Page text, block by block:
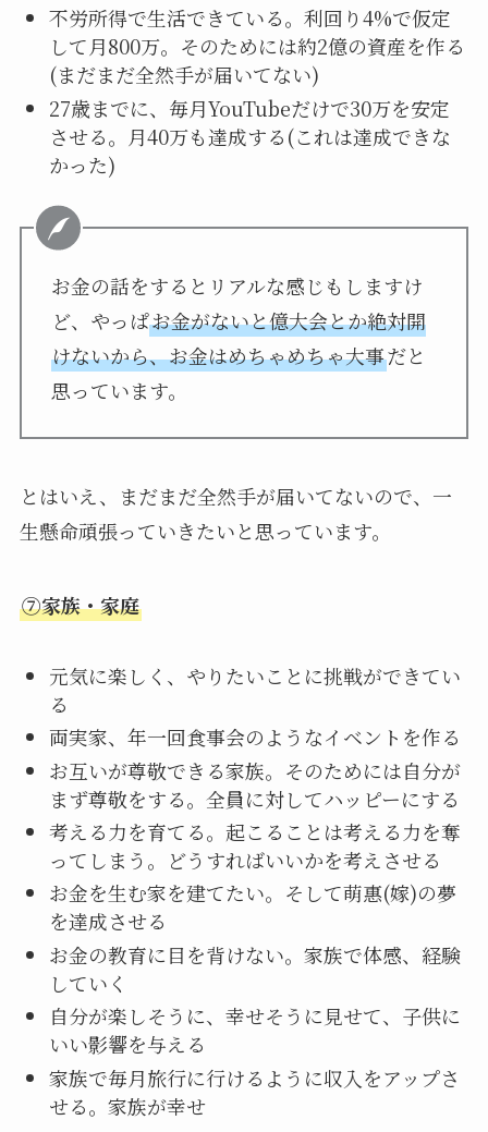
不労所得で生活できている。利回り4%で仮定
して月800万。そのためには約2億の資産を作る
(まだまだ全然手が届いてない)
27歳までに、毎月YouTubeだけで30万を安定
させる。月40万も達成する(これは達成できな
かった)
お金の話をするとリアルな感じもしますけ
ど、やっぱお金がないと億大会とか絶対開
けないから、お金はめちゃめちゃ大事だと
思っています。
とはいえ、まだまだ全然手が届いてないので、一
生懸命頑張っていきたいと思っています。
⑦家族・家庭
元気に楽しく、やりたいことに挑戦ができてい
る
両実家、年一回食事会のようなイベントを作る
お互いが尊敬できる家族。そのためには自分が
まず尊敬をする。全員に対してハッピーにする
考える力を育てる。起こることは考える力を奪
ってしまう。どうすればいいかを考えさせる
お金を生む家を建てたい。そして萌惠(嫁)の夢
を達成させる
お金の教育に目を背けない。家族で体感、経験
していく
自分が楽しそうに、幸せそうに見せて、子供に
いい影響を与える
家族で毎月旅行に行けるように収入をアップさ
せる。家族が幸せ